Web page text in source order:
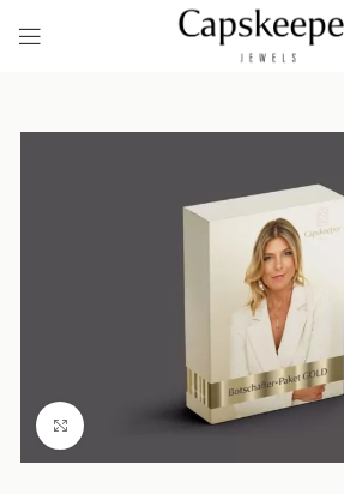
Click to enlarge